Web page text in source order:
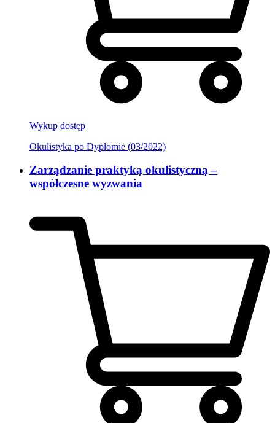
Wykup dostęp
Okulistyka po Dyplomie (03/2022)
Zarządzanie praktyką okulistyczną –
współczesne wyzwania